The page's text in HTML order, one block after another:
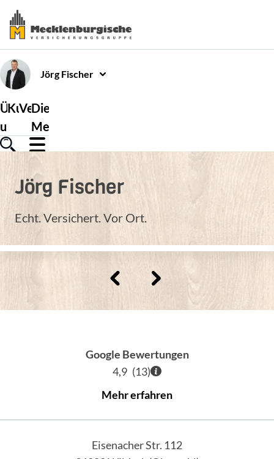
Jörg Fischer
Über
uns
Kundenservice
Versicherungen
Die
Mecklenburgische
Jörg Fischer
Echt. Versichert. Vor Ort.
Google Bewertungen
4,9 (13)
Mehr erfahren
Eisenacher Str. 112